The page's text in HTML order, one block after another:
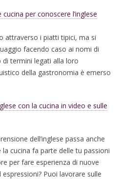
per conoscere l’inglese
attraverso i piatti tipici, ma si
facendo caso ai nomi di
termini legati alla loro
della gastronomia è emerso
con la cucina in video e sulle
dell’inglese passa anche
cucina fa parte delle tu passioni
per fare esperienza di nuove
Puoi lavorare sulle